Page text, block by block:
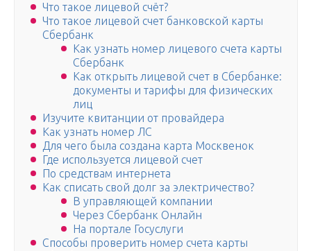
Что такое лицевой счёт?
Что такое лицевой счет банковской карты
Сбербанк
Как узнать номер лицевого счета карты
Сбербанк
Как открыть лицевой счет в Сбербанке:
документы и тарифы для физических
лиц
Изучите квитанции от провайдера
Как узнать номер ЛС
Для чего была создана карта Москвенок
Где используется лицевой счет
По средствам интернета
Как списать свой долг за электричество?
В управляющей компании
Через Сбербанк Онлайн
На портале Госуслуги
Способы проверить номер счета карты